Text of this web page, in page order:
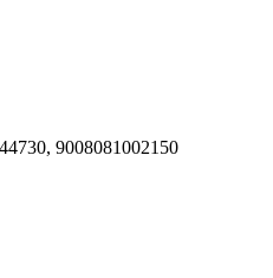
9008081002150